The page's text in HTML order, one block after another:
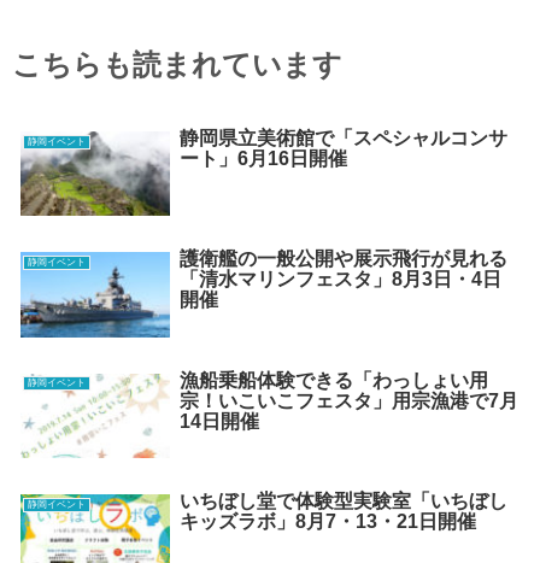
こちらも読まれています
静岡イベント
静岡県立美術館で「スペシャルコンサ
ート」6月16日開催
静岡イベント
護衛艦の一般公開や展示飛行が見れる
「清水マリンフェスタ」8月3日・4日
開催
静岡イベント
漁船乗船体験できる「わっしょい用
宗！いこいこフェスタ」用宗漁港で7月
14日開催
静岡イベント
いちぼし堂で体験型実験室「いちぼし
キッズラボ」8月7・13・21日開催